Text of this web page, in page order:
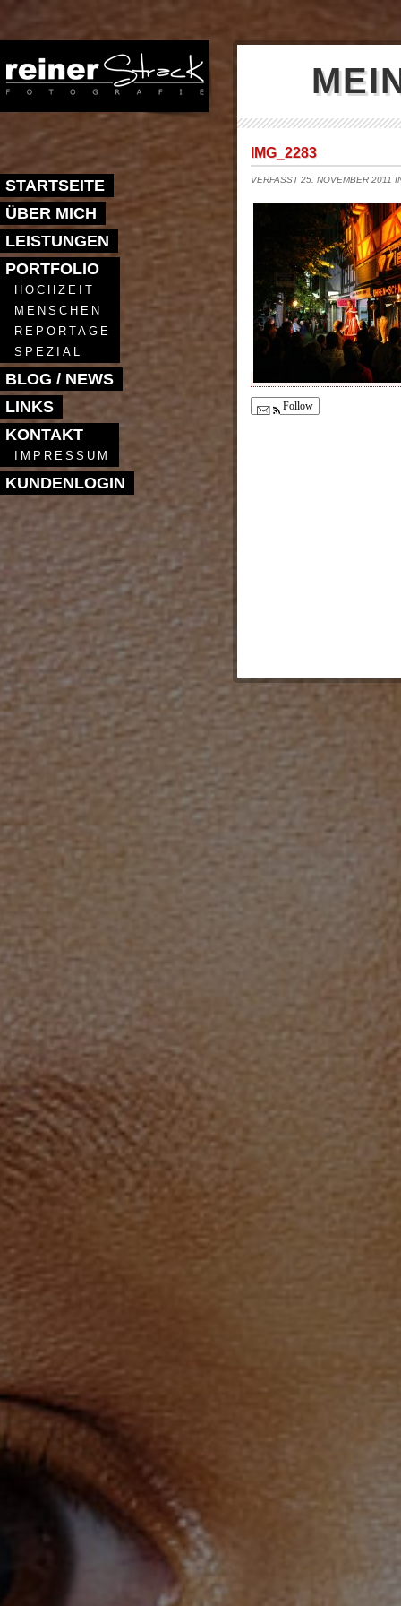
STARTSEITE
ÜBER MICH
LEISTUNGEN
PORTFOLIO
HOCHZEIT
MENSCHEN
REPORTAGE
SPEZIAL
BLOG / NEWS
LINKS
KONTAKT
IMPRESSUM
KUNDENLOGIN
IMG_2283
VERFASST 25. NOVEMBER 2011
Follow